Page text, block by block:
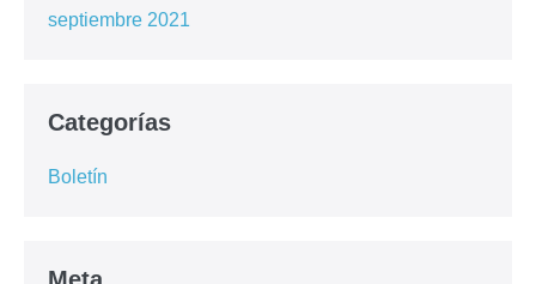
septiembre 2021
Categorías
Boletín